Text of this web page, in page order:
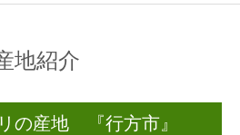
地紹介
の産地 『行方市』